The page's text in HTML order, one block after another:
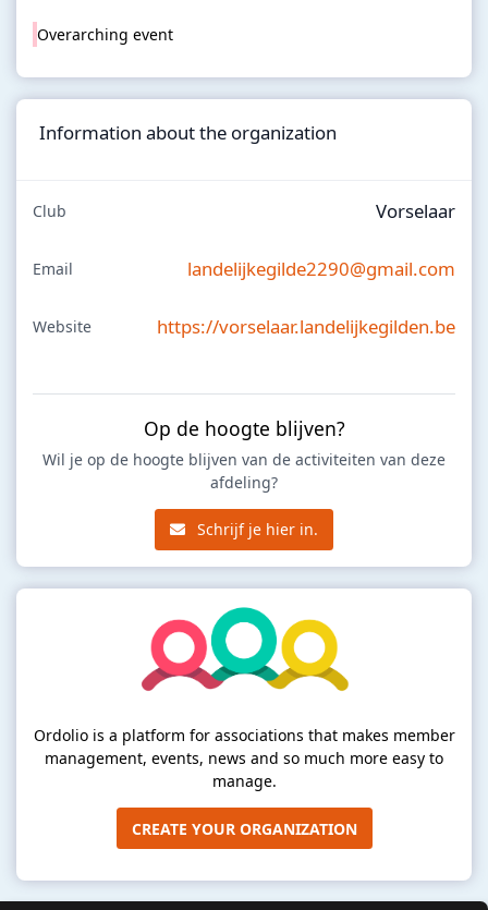
Overarching event
Information about the organization
Club Vorselaar
Email landelijkegilde2290@gmail.com
Website https://vorselaar.landelijkegilden.be
Op de hoogte blijven?
Wil je op de hoogte blijven van de activiteiten van deze
afdeling?
Schrijf je hier in.
Ordolio is a platform for associations that makes member
management, events, news and so much more easy to
manage.
CREATE YOUR ORGANIZATION